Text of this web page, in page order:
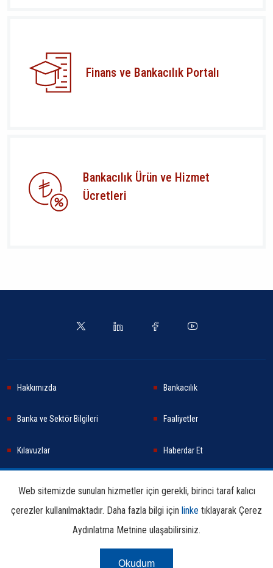
Finans ve Bankacılık Portalı
Bankacılık Ürün ve Hizmet
Ücretleri
Hakkımızda Bankacılık
Banka ve Sektör Bilgileri Faaliyetler
Kılavuzlar Haberdar Et
Araştırma ve Yayınlar İletişim Bilgileri
Web sitemizde sunulan hizmetler için gerekli, birinci taraf kalıcı
çerezler kullanılmaktadır. Daha fazla bilgi için linke tıklayarak Çerez
Aydınlatma Metnine ulaşabilirsiniz.
Okudum